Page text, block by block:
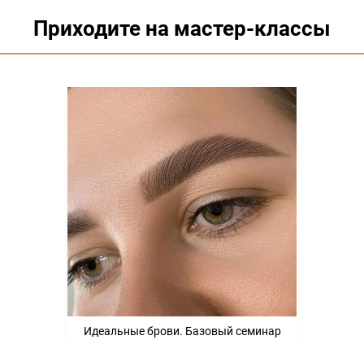
Приходите на мастер-классы
Идеальные брови. Базовый семинар